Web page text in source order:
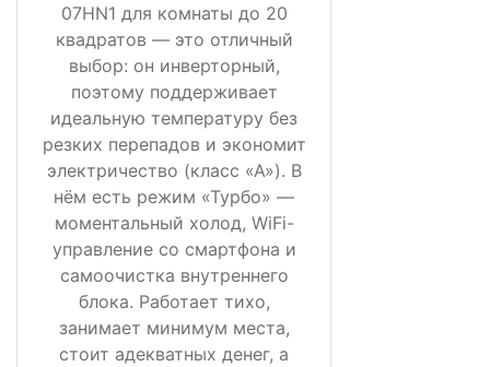
07HN1 для комнаты до 20
квадратов — это отличный
выбор: он инверторный,
поэтому поддерживает
идеальную температуру без
резких перепадов и экономит
электричество (класс «А»). В
нём есть режим «Турбо» —
моментальный холод, WiFi-
управление со смартфона и
самоочистка внутреннего
блока. Работает тихо,
занимает минимум места,
стоит адекватных денег, а